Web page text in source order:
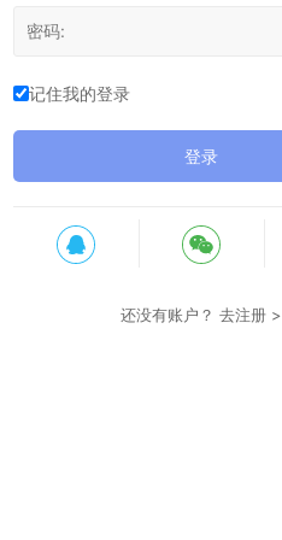
记住我的登录
登录
还没有账户？去注册 >